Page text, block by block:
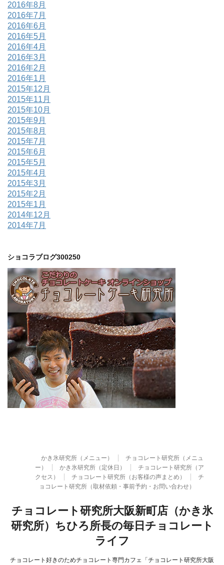
2016年8月
2016年7月
2016年6月
2016年5月
2016年4月
2016年3月
2016年2月
2016年1月
2015年12月
2015年11月
2015年10月
2015年9月
2015年8月
2015年7月
2015年6月
2015年5月
2015年4月
2015年3月
2015年2月
2015年1月
2014年12月
2014年7月
ショコラブログ300250
かき氷研究所（メニュー）
チョコレート研究所（メニュ
ー）
かき氷研究所（定休日）
チョコレート研究所（ア
クセス）
チョコレート研究所（お客様の声まとめ）
チ
ョコレート研究所（取材依頼・事前予約・お問い合わせ）
チョコレート研究所大阪新町店（かき氷
研究所）ちひろ所長の毎日チョコレート
ライフ
チョコレート好きのためチョコレート専門カフェ「チョコレート研究所大阪